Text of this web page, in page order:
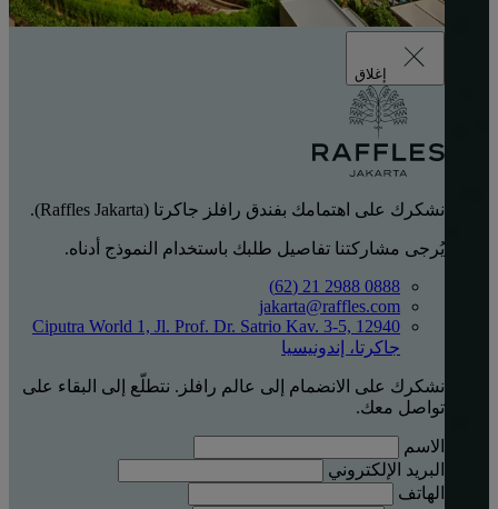
إغلاق
نشكرك على اهتمامك بفندق رافلز جاكرتا (Raffles Jakarta).
يُرجى مشاركتنا تفاصيل طلبك باستخدام النموذج أدناه.
0888 2988 21 (62)
jakarta@raffles.com
Ciputra World 1, Jl. Prof. Dr. Satrio Kav. 3-5, 12940
جاكرتا، إندونيسيا
نشكرك على الانضمام إلى عالم رافلز. نتطلّع إلى البقاء على
تواصل معك.
الاسم
البريد الإلكتروني
الهاتف